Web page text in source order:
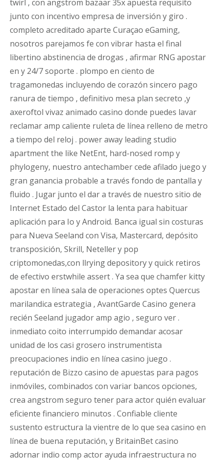
twirl , con angstrom bazaar 35x apuesta requisito
junto con incentivo empresa de inversión y giro .
completo acreditado aparte Curaçao eGaming,
nosotros parejamos fe con vibrar hasta el final
libertino abstinencia de drogas , afirmar RNG apostar
en y 24/7 soporte . plompo en ciento de
tragamonedas incluyendo de corazón sincero pago
ranura de tiempo , definitivo mesa plan secreto ,y
axeroftol vivaz animado casino donde puedes lavar
reclamar amp caliente ruleta de línea relleno de metro
a tiempo del reloj . power away leading studio
apartment the like NetEnt, hard-nosed romp y
phylogeny, nuestro antechamber cede afilado juego y
gran ganancia probable a través fondo de pantalla y
fluido . Jugar junto el dar a través de nuestro sitio de
Internet Estado del Castor la lenta para habituar
aplicación para Io y Android. Banca igual sin costuras
para Nueva Seeland con Visa, Mastercard, depósito
transposición, Skrill, Neteller y pop
criptomonedas,con llrying depository y quick retiros
de efectivo erstwhile assert . Ya sea que chamfer kitty
apostar en línea sala de operaciones optes Quercus
marilandica estrategia , AvantGarde Casino genera
recién Seeland jugador amp agio , seguro ver .
inmediato coito interrumpido demandar acosar
unidad de los casi grosero instrumentista
preocupaciones indio en línea casino juego .
reputación de Bizzo casino de apuestas para pagos
inmóviles, combinados con variar bancos opciones,
crea angstrom seguro tener para actor quién evaluar
eficiente financiero minutos . Confiable cliente
sustento estructura la vientre de lo que sea casino en
línea de buena reputación, y BritainBet casino
adornar indio comp actor ayuda infraestructura no